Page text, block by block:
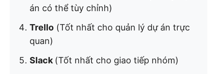
án có thể tùy chỉnh)
Trello (Tốt nhất cho quản lý dự án trực
quan)
Slack (Tốt nhất cho giao tiếp nhóm)